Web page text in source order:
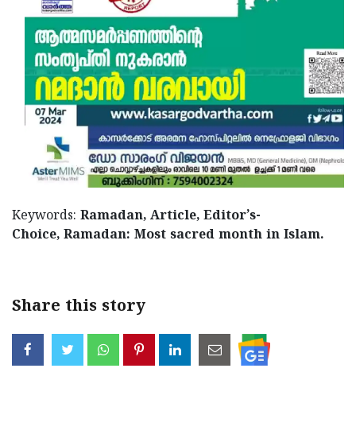
Keywords: Ramadan, Article, Editor’s-
Choice, Ramadan: Most sacred month in Islam.
Share this story